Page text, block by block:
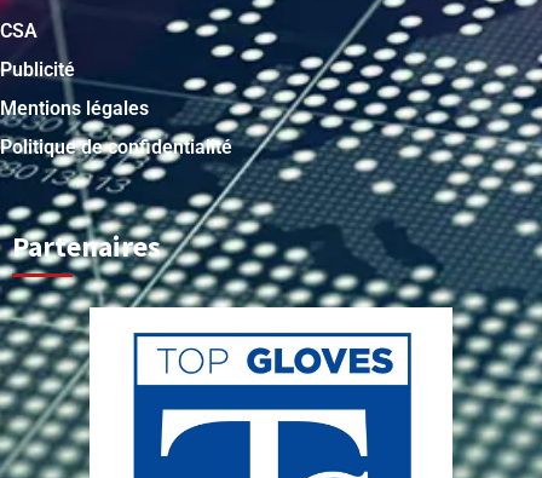
CSA
Publicité
Mentions légales
Politique de confidentialité
Partenaires